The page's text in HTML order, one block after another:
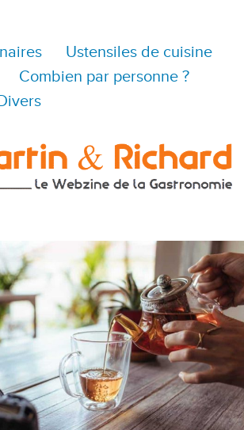
Ustensiles de cuisine
Combien par personne ?